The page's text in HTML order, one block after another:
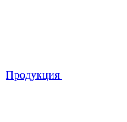
Продукция